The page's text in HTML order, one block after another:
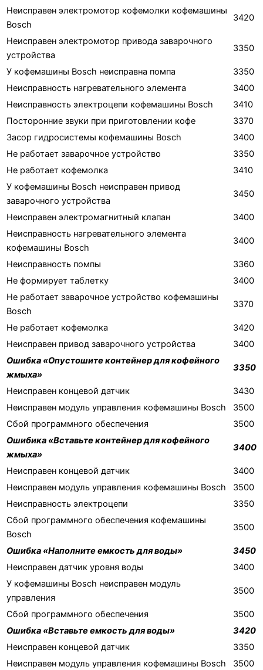
Неисправен электромотор кофемолки кофемашины
Bosch
3420
Неисправен электромотор привода заварочного
устройства
3350
У кофемашины Bosch неисправна помпа
3350
Неисправность нагревательного элемента
3400
Неисправность электроцепи кофемашины Bosch
3410
Посторонние звуки при приготовлении кофе
3370
Засор гидросистемы кофемашины Bosch
3400
Не работает заварочное устройство
3350
Не работает кофемолка
3410
У кофемашины Bosch неисправен привод
заварочного устройства
3450
Неисправен электромагнитный клапан
3400
Неисправность нагревательного элемента
кофемашины Bosch
3400
Неисправность помпы
3360
Не формирует таблетку
3400
Не работает заварочное устройство кофемашины
Bosch
3370
Не работает кофемолка
3420
Неисправен привод заварочного устройства
3400
Ошибка «Опустошите контейнер для кофейного
жмыха»
3350
Неисправен концевой датчик
3430
Неисправен модуль управления кофемашины Bosch
3500
Сбой программного обеспечения
3500
Ошибика «Вставьте контейнер для кофейного
жмыха»
3400
Неисправен концевой датчик
3400
Неисправен модуль управления кофемашины Bosch
3500
Неисправность электроцепи
3350
Сбой программного обеспечения кофемашины
Bosch
3500
Ошибка «Наполните емкость для воды»
3450
Неисправен датчик уровня воды
3400
У кофемашины Bosch неисправен модуль
управления
3500
Сбой программного обеспечения
3500
Ошибка «Вставьте емкость для воды»
3420
Неисправен концевой датчик
3350
Неисправен модуль управления кофемашины Bosch
3500